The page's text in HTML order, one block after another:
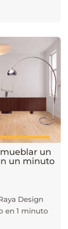
un
un minuto
Design
en 1 minuto